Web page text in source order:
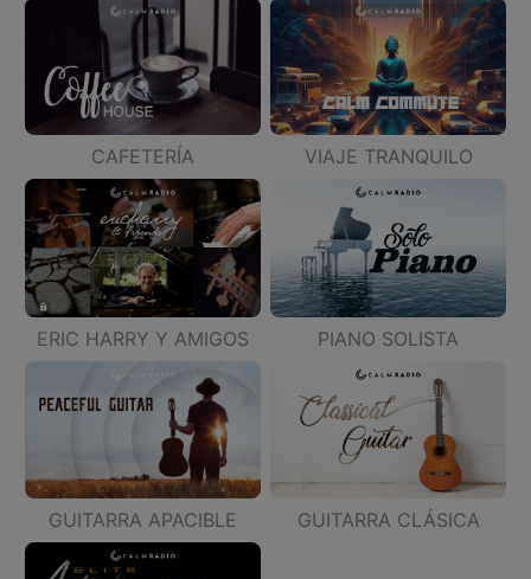
CAFETERÍA VIAJE TRANQUILO
ERIC HARRY Y AMIGOS PIANO SOLISTA
GUITARRA APACIBLE GUITARRA CLÁSICA